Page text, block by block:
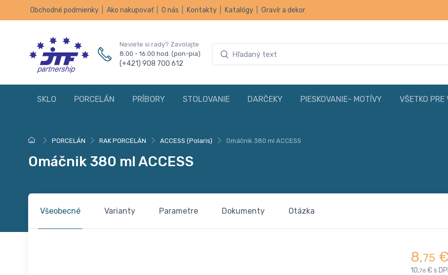
Obchodné podmienky Ako nakupovať O nás Kontakty Katalógy Gravír a dekor
Neviete si rady? Zavolajte
8.00 - 16.00 hod. (pon-pia)
(+421) 908 700 612
SKLO PORCELÁN PRÍBORY STOLOVANIE DARČEKY PIESKOVANIE- MOTÍVY VŠETKO PRE
PORCELÁN RAK PORCELÁN ACCESS (Polaris) Omáčnik 380 ml ACCESS
Omáčnik 380 ml ACCESS
Všeobecné Varianty Parametre Dokumenty Otázka
8,75 €
10,76 € s